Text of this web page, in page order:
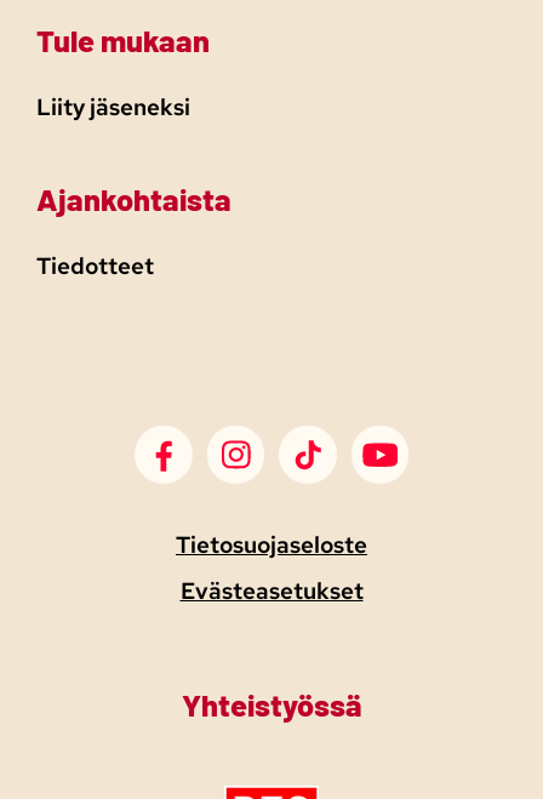
Tule mukaan
Liity jäseneksi
Ajankohtaista
Tiedotteet
SDP Facebook
SDP Instagram
SDP TikTokSDP Youtube
Tietosuojaseloste
Evästeasetukset
Yhteistyössä